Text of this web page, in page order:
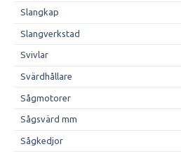
Slangkap
Slangverkstad
Svivlar
Svärdhållare
Sågmotorer
Sågsvärd mm
Sågkedjor